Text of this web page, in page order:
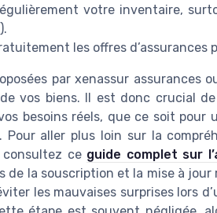
votre inventaire,
les offres
par xenassur assurances
vos biens. Il est donc crucial
besoins réels, que ce soit pour
Pour aller plus loin sur la
ce guide complet sur
de la souscription et la mise à
les mauvaises surprises lors